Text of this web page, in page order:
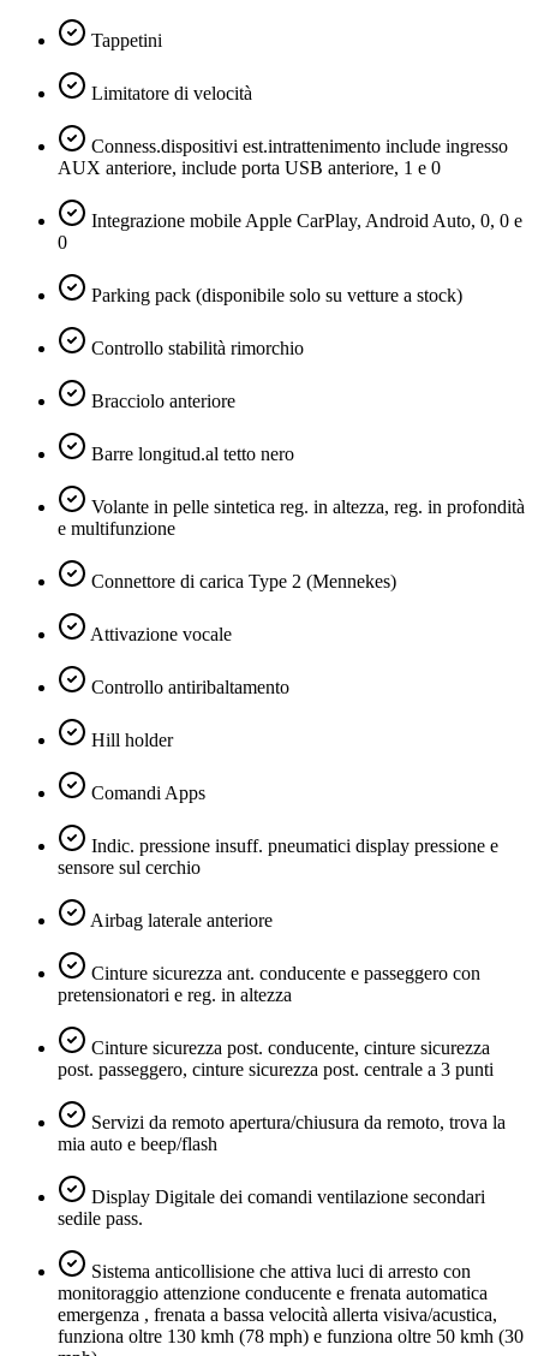
Tappetini
Limitatore di velocità
Conness.dispositivi est.intrattenimento include ingresso
AUX anteriore, include porta USB anteriore, 1 e 0
Integrazione mobile Apple CarPlay, Android Auto, 0, 0 e
0
Parking pack (disponibile solo su vetture a stock)
Controllo stabilità rimorchio
Bracciolo anteriore
Barre longitud.al tetto nero
Volante in pelle sintetica reg. in altezza, reg. in profondità
e multifunzione
Connettore di carica Type 2 (Mennekes)
Attivazione vocale
Controllo antiribaltamento
Hill holder
Comandi Apps
Indic. pressione insuff. pneumatici display pressione e
sensore sul cerchio
Airbag laterale anteriore
Cinture sicurezza ant. conducente e passeggero con
pretensionatori e reg. in altezza
Cinture sicurezza post. conducente, cinture sicurezza
post. passeggero, cinture sicurezza post. centrale a 3 punti
Servizi da remoto apertura/chiusura da remoto, trova la
mia auto e beep/flash
Display Digitale dei comandi ventilazione secondari
sedile pass.
Sistema anticollisione che attiva luci di arresto con
monitoraggio attenzione conducente e frenata automatica
emergenza , frenata a bassa velocità allerta visiva/acustica,
funziona oltre 130 kmh (78 mph) e funziona oltre 50 kmh (30